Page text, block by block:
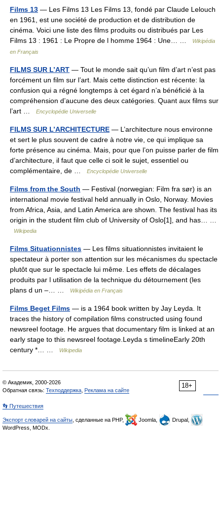
Films 13 — Les Films 13 Les Films 13, fondé par Claude Lelouch
en 1961, est une société de production et de distribution de
cinéma. Voici une liste des films produits ou distribués par Les
Films 13 : 1961 : Le Propre de l homme 1964 : Une… …
Wikipédia
en Français
FILMS SUR L’ART — Tout le monde sait qu’un film d’art n’est pas
forcément un film sur l’art. Mais cette distinction est récente: la
confusion qui a régné longtemps à cet égard n’a bénéficié à la
compréhension d’aucune des deux catégories. Quant aux films sur
l’art …
Encyclopédie Universelle
FILMS SUR L’ARCHITECTURE — L’architecture nous environne
et sert le plus souvent de cadre à notre vie, ce qui implique sa
forte présence au cinéma. Mais, pour que l’on puisse parler de film
d’architecture, il faut que celle ci soit le sujet, essentiel ou
complémentaire, de …
Encyclopédie Universelle
Films from the South — Festival (norwegian: Film fra sør) is an
international movie festival held annually in Oslo, Norway. Movies
from Africa, Asia, and Latin America are shown. The festival has its
origin in the student film club of University of Oslo[1], and has… …
Wikipedia
Films Situationnistes — Les films situationnistes invitaient le
spectateur à porter son attention sur les mécanismes du spectacle
plutôt que sur le spectacle lui même. Les effets de décalages
produits par l utilisation de la technique du détournement (les
plans d un –… …
Wikipédia en Français
Films Beget Films — is a 1964 book written by Jay Leyda. It
traces the history of compilation films constructed using found
newsreel footage. He argues that documentary film is linked at an
early stage to this newsreel footage.Leyda s timelineEarly 20th
century *… …
Wikipedia
18+
© Академик, 2000-2026
Обратная связь: Техподдержка Реклама на сайте
👣 Путешествия
Экспорт словарей на сайты , сделанные на PHP, Joomla,
Drupal,
WordPress, MODx.